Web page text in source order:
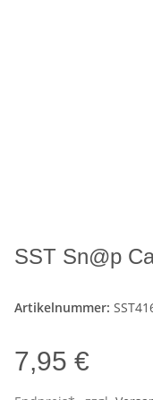
SST Sn@p
Artikelnummer:
7,95 €